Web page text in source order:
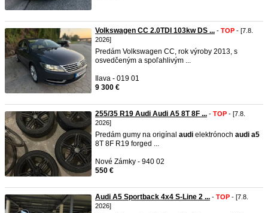
Volkswagen CC 2.0TDI 103kw DS ... - TOP - [7.8.
2026]
Predám Volkswagen CC, rok výroby 2013, s
osvedčeným a spoľahlivým ...
Ilava - 019 01
9 300 €
255/35 R19 Audi Audi A5 8T 8F ... - TOP - [7.8.
2026]
Predám gumy na origínal audi elektrónoch audi a5
8T 8F R19 forged ...
Nové Zámky - 940 02
550 €
Audi A5 Sportback 4x4 S-Line 2 ... - TOP - [7.8.
2026]